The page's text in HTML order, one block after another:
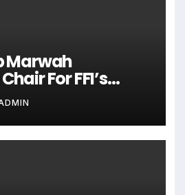
Marwah
For FFI’s
For Three